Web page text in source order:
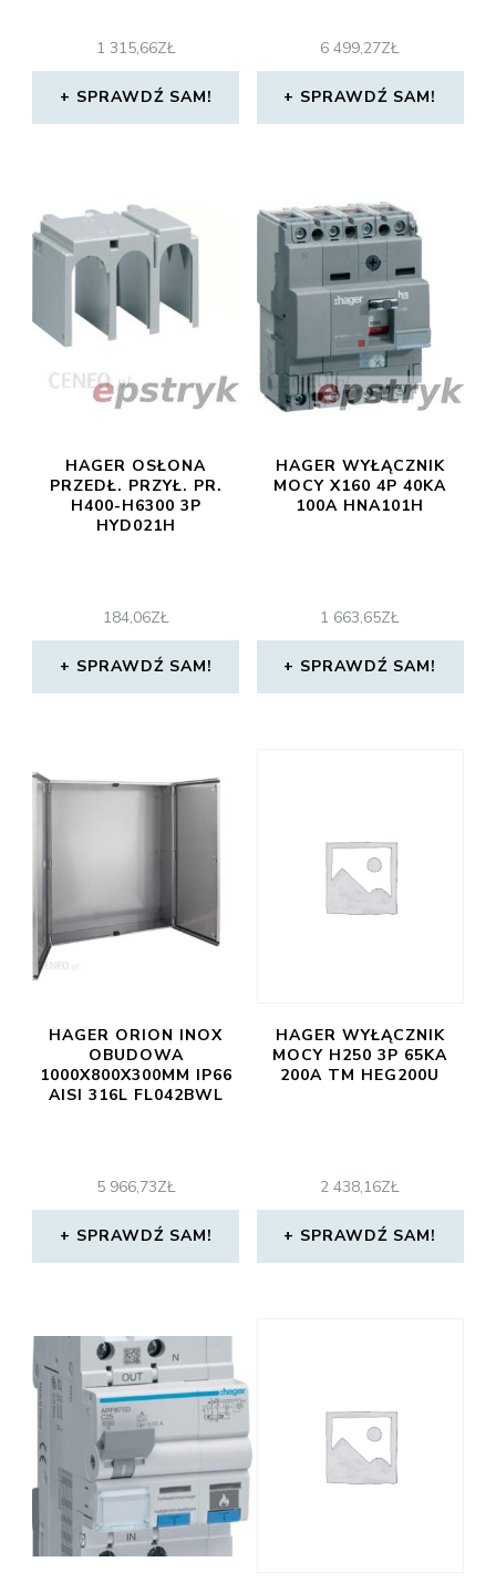
1 315,66ZŁ
SPRAWDŹ SAM!
6 499,27ZŁ
SPRAWDŹ SAM!
HAGER OSŁONA
PRZEDŁ. PRZYŁ. PR.
H400-H6300 3P
HYD021H
184,06ZŁ
SPRAWDŹ SAM!
HAGER WYŁĄCZNIK
MOCY X160 4P 40KA
100A HNA101H
1 663,65ZŁ
SPRAWDŹ SAM!
HAGER ORION INOX
OBUDOWA
1000X800X300MM IP66
AISI 316L FL042BWL
5 966,73ZŁ
SPRAWDŹ SAM!
HAGER WYŁĄCZNIK
MOCY H250 3P 65KA
200A TM HEG200U
2 438,16ZŁ
SPRAWDŹ SAM!